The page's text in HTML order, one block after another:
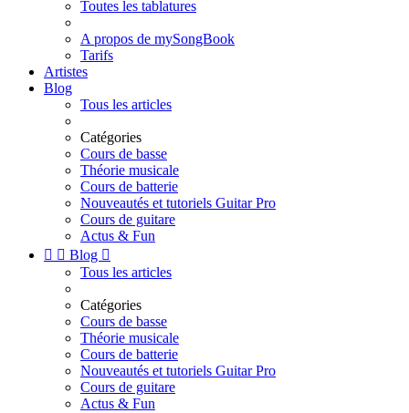
Toutes les tablatures
A propos de mySongBook
Tarifs
Artistes
Blog
Tous les articles
Catégories
Cours de basse
Théorie musicale
Cours de batterie
Nouveautés et tutoriels Guitar Pro
Cours de guitare
Actus & Fun
  Blog 
Tous les articles
Catégories
Cours de basse
Théorie musicale
Cours de batterie
Nouveautés et tutoriels Guitar Pro
Cours de guitare
Actus & Fun